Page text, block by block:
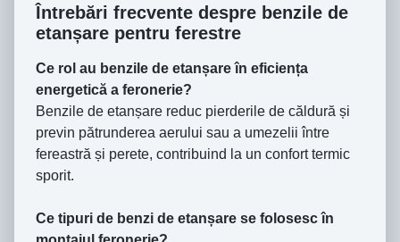
Întrebări frecvente despre benzile de
etanșare pentru ferestre
Ce rol au benzile de etanșare în eficiența
energetică a feronerie?
Benzile de etanșare reduc pierderile de căldură și
previn pătrunderea aerului sau a umezelii între
fereastră și perete, contribuind la un confort termic
sporit.
Ce tipuri de benzi de etanșare se folosesc în